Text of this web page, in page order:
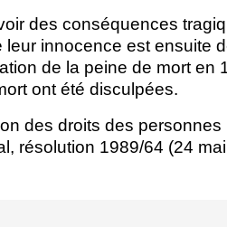
des conséquences
innocence est ensuite
de la peine de mort en
ont été disculpées.
des droits des personnes
résolution 1989/64 (24